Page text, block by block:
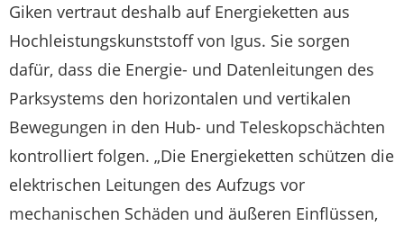
Giken vertraut deshalb auf Energieketten aus
Hochleistungskunststoff von Igus. Sie sorgen
dafür, dass die Energie- und Datenleitungen des
Parksystems den horizontalen und vertikalen
Bewegungen in den Hub- und Teleskopschächten
kontrolliert folgen. „Die Energieketten schützen die
elektrischen Leitungen des Aufzugs vor
mechanischen Schäden und äußeren Einflüssen,